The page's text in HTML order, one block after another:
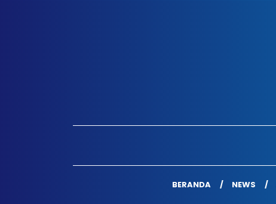
BERANDA NEWS